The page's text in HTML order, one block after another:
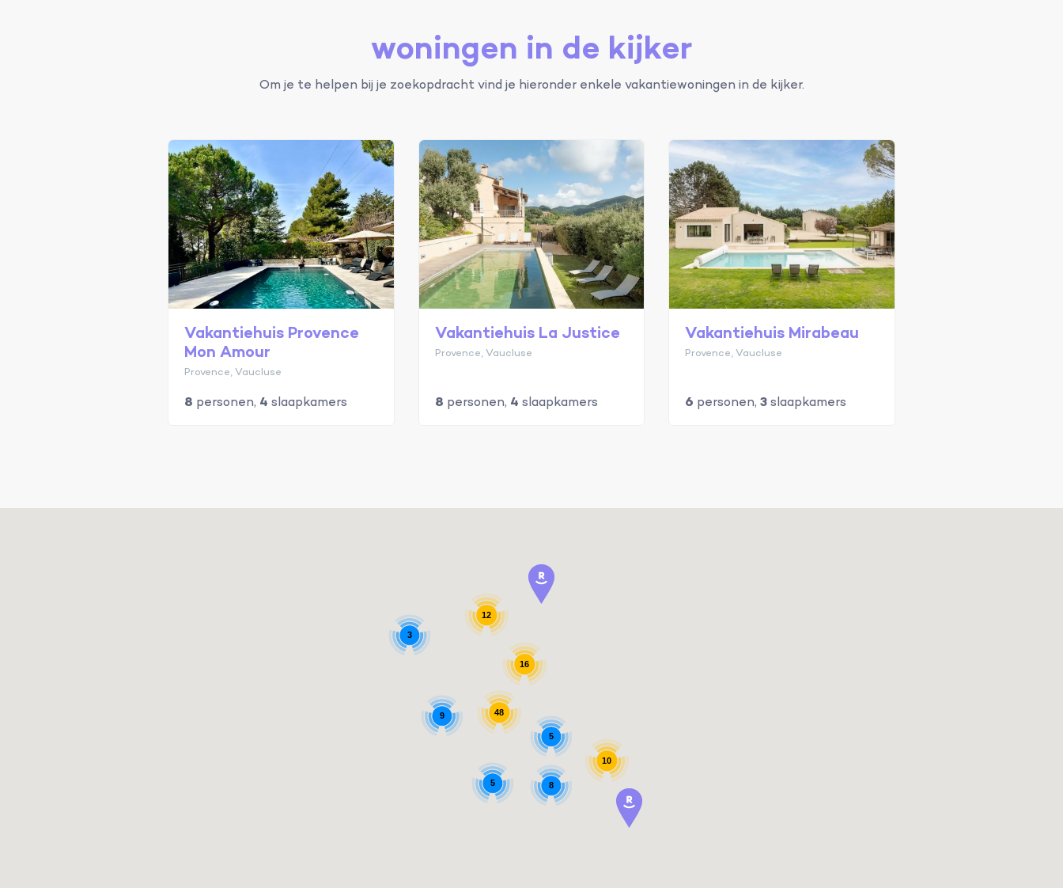
woningen in de kijker
Om je te helpen bij je zoekopdracht vind je hieronder enkele vakantiewoningen in de kijker.
Vakantiehuis Provence
Mon Amour
Provence, Vaucluse
8 personen, 4 slaapkamers
Vakantiehuis La Justice
Provence, Vaucluse
8 personen, 4 slaapkamers
Vakantiehuis Mirabeau
Provence, Vaucluse
6 personen,3slaapkamers
8
48
10
12
5
16
9
5
3